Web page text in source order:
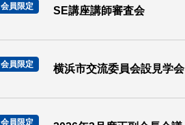
会員限定 SE講座講師審査会
会員限定 横浜市交流委員会設見学会
会員限定